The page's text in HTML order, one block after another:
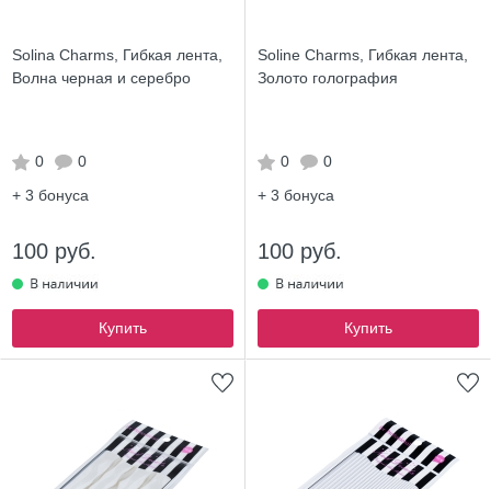
Solina Charms, Гибкая лента,
Волна черная и серебро
0
0
+ 3 бонуса
100 руб.
Купить
Soline Charms, Гибкая лента,
Золото голография
0
0
+ 3 бонуса
100 руб.
Купить